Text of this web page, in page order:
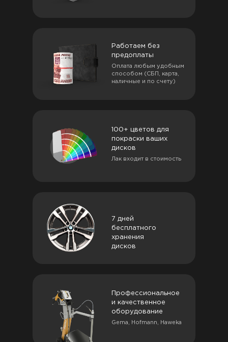
Работаем без
предоплаты
100+ цветов для
покраски ваших
дисков
7 дней
бесплатного
хранения
дисков
Профессиональное
и качественное
оборудование
Оплата любым удобным
способом (СБП, карта,
наличные и по счету)
Лак входит в стоимость
Gema, Hofmann, Haweka